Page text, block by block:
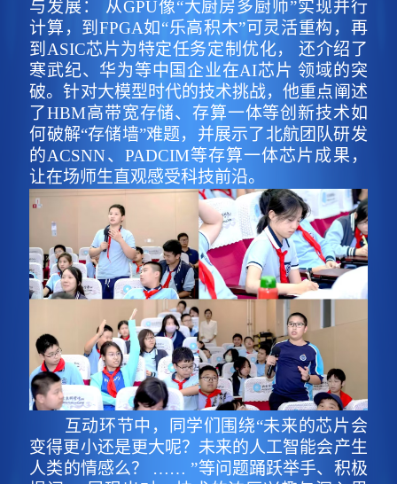
与发展： 从GPU像“大厨房多厨师”实现并行
计算，到FPGA如“乐高积木”可灵活重构，再
到ASIC芯片为特定任务定制优化， 还介绍了
寒武纪、华为等中国企业在AI芯片 领域的突
破。针对大模型时代的技术挑战，他重点阐述
了HBM高带宽存储、存算一体等创新技术如
何破解“存储墙”难题，并展示了北航团队研发
的ACSNN、PADCIM等存算一体芯片成果，
让在场师生直观感受科技前沿。
互动环节中，同学们围绕“未来的芯片会
变得更小还是更大呢？未来的人工智能会产生
人类的情感么？ …… ”等问题踊跃举手、积极